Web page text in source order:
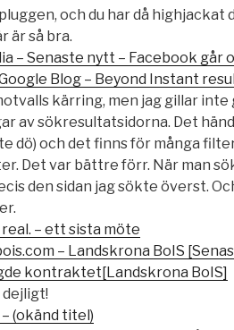
och du har då highjackat
är så bra.
– Senaste nytt – Facebook går
Blog – Beyond Instant
kärring, men jag gillar
av sökresultatsidorna. Det
dö) och det finns för många
Det var bättre förr. När man
den sidan jag sökte överst.
– ett sista möte
– Landskrona BoIS
kontraktet[Landskrona BoIS]
dejligt!
(okänd titel)